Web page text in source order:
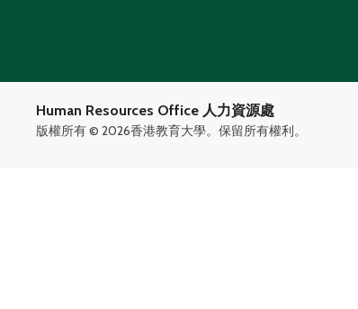
Human Resources Office 人力資源處
版權所有 © 2026香港教育大學。保留所有權利。